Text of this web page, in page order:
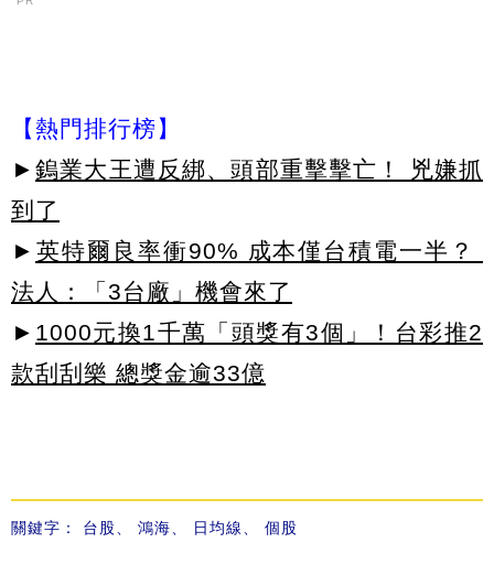
【熱門排行榜】
► 鎢業大王遭反綁、頭部重擊擊亡！ 兇嫌抓
到了
► 英特爾良率衝90% 成本僅台積電一半？
法人：「3台廠」機會來了
► 1000元換1千萬「頭獎有3個」！台彩推2
款刮刮樂 總獎金逾33億
關鍵字： 台股 鴻海 日均線 個股